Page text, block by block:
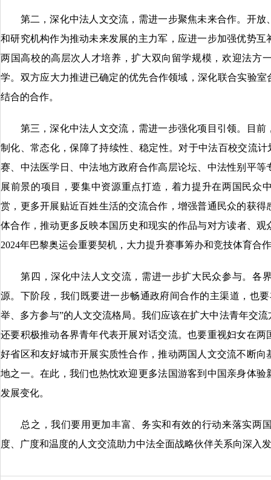
第二，深化中法人文交流，需进一步聚焦未来合作。开放
和研究机构作为推动未来发展的主力军，应进一步加强优势
两国高校的高层次人才培养，扩大双向留学规模，欢迎法方
学。双方应大力推进已确定的优先合作领域，深化联合实验
结合的合作。
第三，深化中法人文交流，需进一步强化项目引领。目前
制化、常态化，保障了持续性、稳定性。对于中法百校交流
赛、中法医学日、中法地方政府合作高层论坛、中法性别平
展前景的项目，要集中资源重点打造，着力提升在两国民众
赏，更多开展贴近百姓生活的交流合作，增强普通民众的获
体合作，推动更多反映本国历史和现实的作品与对方读者、
2024年巴黎奥运会重要契机，大力提升赛事筹办和竞技体育合
第四，深化中法人文交流，需进一步扩大民众参与。各
源。下阶段，我们既要进一步畅通政府间合作的主渠道，也
举、多方参与”的人文交流格局。我们应该在扩大中法青年交
还要积极推动各界青年代表开展对话交流。也要重视妇女在
好省区和友好城市开展实质性合作，推动两国人文交流不断
地之一。在此，我们也热忱欢迎更多法国游客到中国亲身体
发展变化。
总之，我们要用更加丰富、务实和有效的行动来落实两
度、广度和温度的人文交流助力中法全面战略伙伴关系向深入